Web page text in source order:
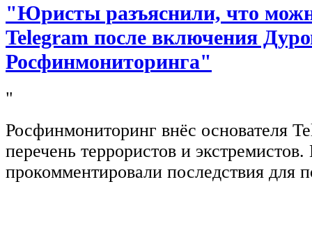
"Юристы разъяснили, что
Telegram после включения
Росфинмониторинга"
"
Росфинмониторинг внёс основателя
перечень террористов и
прокомментировали последствия для